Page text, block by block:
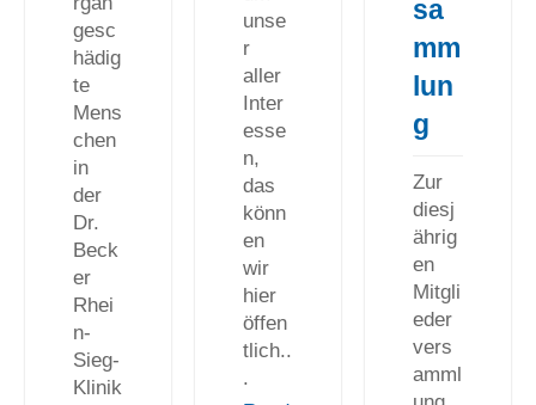
unse
r
aller
Inter
esse
n,
das
könn
en
wir
hier
öffen
tlich..
.
gesc
hädig
te
Mens
chen
in
der
Dr.
Beck
er
Rhei
n-
Sieg-
Klinik
sa
mm
lun
g
Zur
diesj
ährig
en
Mitgli
eder
vers
amml